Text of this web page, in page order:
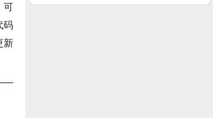
可
码
新